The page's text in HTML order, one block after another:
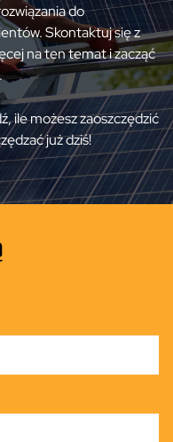
do
Skontaktuj się z
na ten temat i zacząć
ile możesz zaoszczędzić
już dziś!